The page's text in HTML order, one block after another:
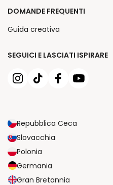
SEGUICI E LASCIATI ISPIRARE
Repubblica Ceca
Slovacchia
Polonia
Germania
Gran Bretannia
DOMANDE FREQUENTI
Guida creativa